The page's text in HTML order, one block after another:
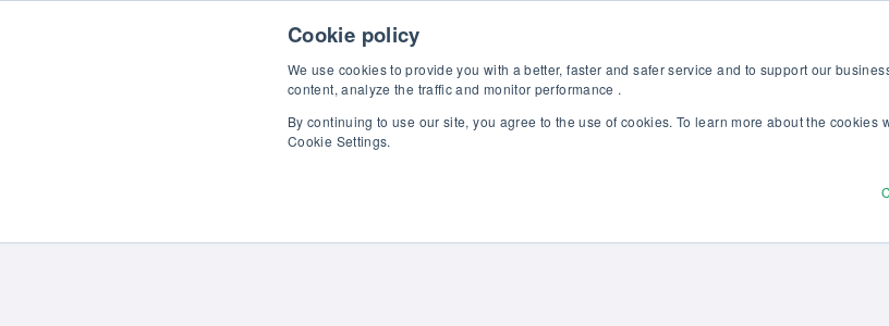
Cookie policy
We use cookies to provide you with a better, faster and safer service and to support our
content, analyze the traffic and monitor performance .
By continuing to use our site, you agree to the use of cookies. To learn more about the cookies
Cookie Settings.
Produkte Lösungen Dienstleistungen